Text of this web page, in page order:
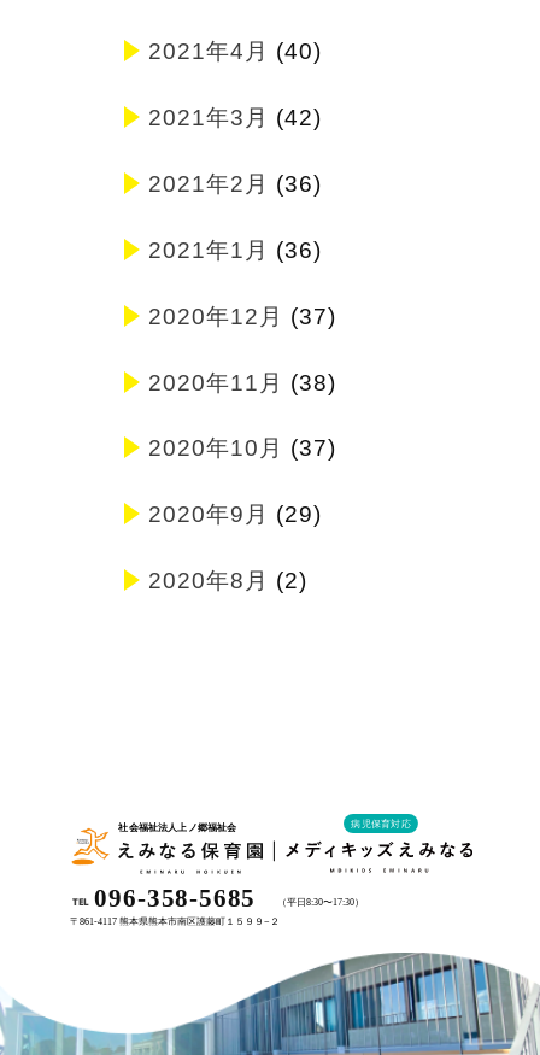
2021年4月 (40)
2021年3月 (42)
2021年2月 (36)
2021年1月 (36)
2020年12月 (37)
2020年11月 (38)
2020年10月 (37)
2020年9月 (29)
2020年8月 (2)